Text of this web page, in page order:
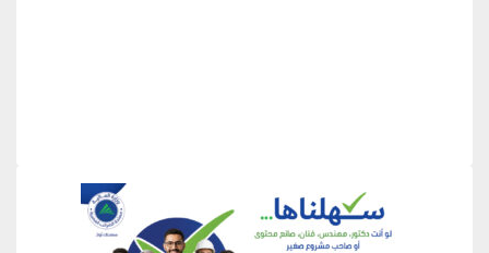
منطقة إعلانية